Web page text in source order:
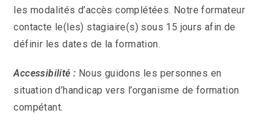
les modalités d’accès complétées. Notre formateur
contacte le(les) stagiaire(s) sous 15 jours afin de
définir les dates de la formation.
Accessibilité : Nous guidons les personnes en
situation d’handicap vers l’organisme de formation
compétant.